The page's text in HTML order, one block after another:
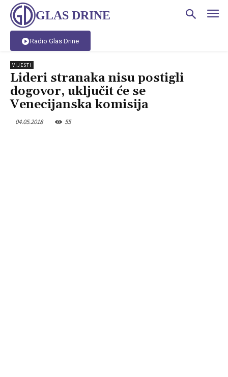
GLAS DRINE
Radio Glas Drine
VIJESTI
Lideri stranaka nisu postigli
dogovor, uključit će se
Venecijanska komisija
04.05.2018 55